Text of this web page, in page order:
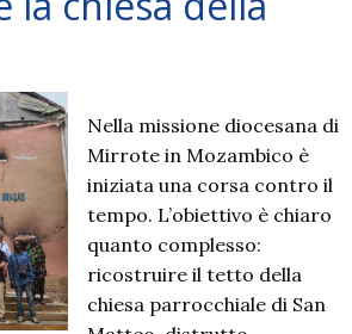
Nella missione diocesana di
Mirrote in Mozambico è
iniziata una corsa contro il
tempo. L’obiettivo è chiaro
quanto complesso:
ricostruire il tetto della
chiesa parrocchiale di San